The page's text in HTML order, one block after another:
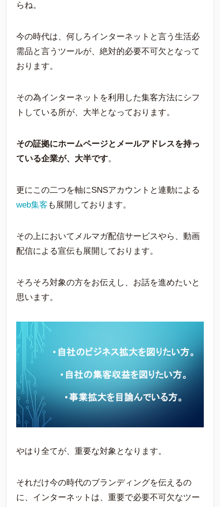
らね。
今の時代は、何しろインターネットと言う生活必
需品と言うツールが、絶対的必要不可欠となって
おります。
その為インターネットを利用した集客方法にシフ
トしている所が、大半となっております。
その証拠にホームページとメールアドレスを持っ
ている企業が、大半です。
更にこの二つを軸にSNSアカウントと連動による
web集客 も展開しております。
その上においてメルマガ配信サービスやら、動画
配信による宣伝も展開しております。
そろそろ対象の方をお伝えし、お話を進めたいと
思います。
やはり全てが、重要な対象となります。
それだけ今の時代のブランディングを伝えるの
に、インターネットは、重要で必要不可欠なツー